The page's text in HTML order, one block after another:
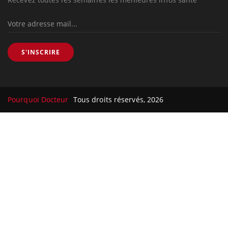
S'INSCRIRE
Pourquoi Docteur Tous droits réservés, 2026